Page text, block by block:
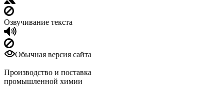
Озвучивание текста
Обычная версия сайта
Производство и поставка
промышленной химии